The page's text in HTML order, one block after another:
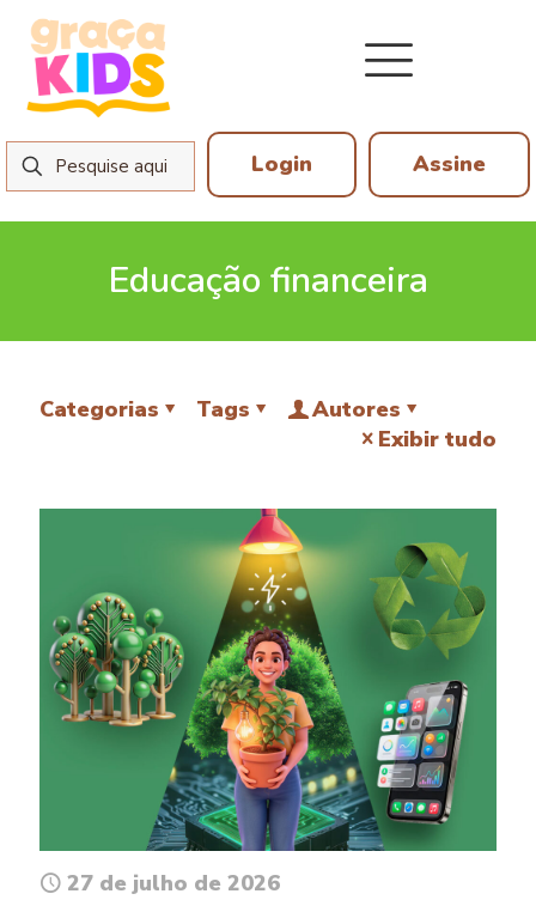
Login Assine
Educação financeira
Categorias Tags
Autores
Exibir tudo
27 de julho de 2026